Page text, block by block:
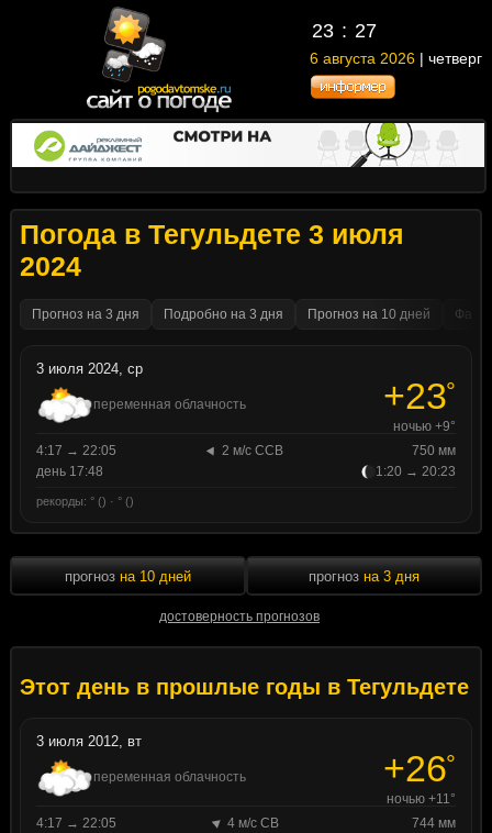
23 : 27
6 августа 2026 | четверг
Погода в Тегульдете 3 июля
2024
Прогноз на 3 дня Подробно на 3 дня Прогноз на 10 дней
3 июля 2024, ср
переменная облачность +23°
ночью +9°
4:17 → 22:05
2 м/с ССВ
750 мм
день 17:48
1:20 → 20:23
рекорды: ° () · ° ()
прогноз на 10 дней
достоверность прогнозов
прогноз на 3 дня
Этот день в прошлые годы в Тегульдете
3 июля 2012, вт
переменная облачность +26°
ночью +11°
4:17 → 22:05
4 м/с СВ
744 мм